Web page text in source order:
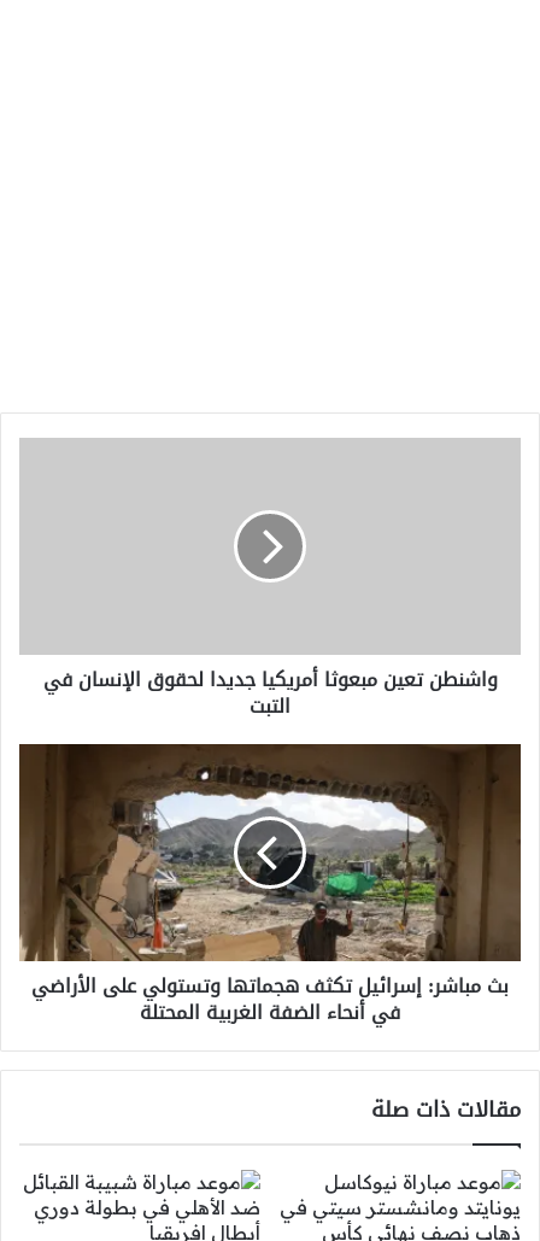
التبت
واشنطن تعين مبعوثا أمريكيا جديدا لحقوق الإنسان في
التبت
مباشر:
هجماتها
وتستولي
في
أنحاء
المحتلة
بث مباشر: إسرائيل تكثف هجماتها وتستولي على الأراضي
في أنحاء الضفة الغربية المحتلة
مقالات ذات صلة